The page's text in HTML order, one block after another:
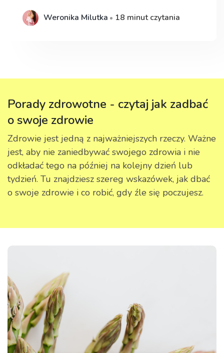
Weronika Milutka 18 minut czytania
Porady zdrowotne - czytaj jak zadbać
o swoje zdrowie
Zdrowie jest jedną z najważniejszych rzeczy. Ważne
jest, aby nie zaniedbywać swojego zdrowia i nie
odkładać tego na później na kolejny dzień lub
tydzień. Tu znajdziesz szereg wskazówek, jak dbać
o swoje zdrowie i co robić, gdy źle się poczujesz.